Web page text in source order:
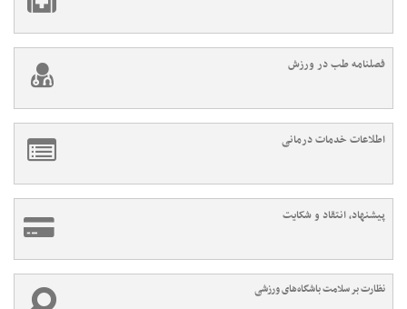
فصلنامه طب در ورزش
اطلاعات خدمات درمانی
پیشنهاد، انتقاد و شکایت
نظارت بر سلامت باشگاه‌های ورزشی